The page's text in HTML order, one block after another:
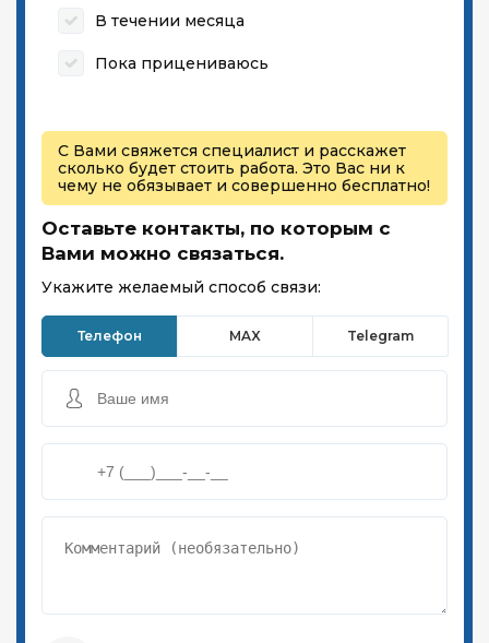
В течении месяца
Пока прицениваюсь
С Вами свяжется специалист и расскажет
сколько будет стоить работа. Это Вас ни к
чему не обязывает и совершенно бесплатно!
Оставьте контакты, по которым с
Вами можно связаться.
Укажите желаемый способ связи:
Телефон MAX Telegram